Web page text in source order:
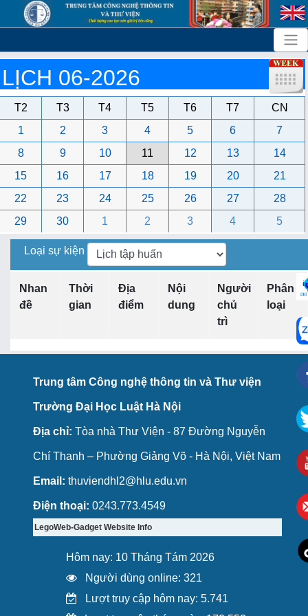
LỊCH 06-2026
T2 T3 T4 T5 T6 T7
CN
1
2 3 4 5 6
7
8
9 10 11 12 13
14
15
16 17 18 19 20
21
22
23 24 25 26 27
28
29
30 1 2 3 4 5
Loại sự kiện
Nhan
đề
Thời
gian
Địa
điểm
Nội
dung
Người
chủ
trì
Phân
loại
Trung tâm Công nghệ thông tin và Thư viện
Trường Đại Học Luật Hà Nội
Địa chỉ: Tòa nhà Thư Viện - 87 Đường Nguyễn
Chí Thanh – Phường Giảng Võ - Hà Nội, Việt Nam
Email: thuviendhl2@hlu.edu.vn
Điện thoại: 0243.773.4549
LegoWeb-Gadget Website Info
Hôm nay: 10 Tháng Tám 2026
Người dùng online: 321
Lượt truy cập hôm nay: 5.741